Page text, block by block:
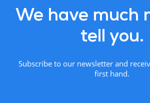
We have much
tell you.
Subscribe to our newsletter and
first hand.